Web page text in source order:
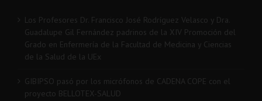
Los Profesores Dr. Francisco José Rodríguez Velasco y Dra.
Guadalupe Gil Fernández padrinos de la XIV Promoción del
Grado en Enfermería de la Facultad de Medicina y Ciencias
de la Salud de la UEx
GIBIPSO pasó por los micrófonos de CADENA COPE con el
proyecto BELLOTEX-SALUD